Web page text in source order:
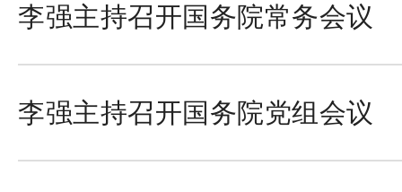
李强主持召开国务院常务会议
李强主持召开国务院党组会议